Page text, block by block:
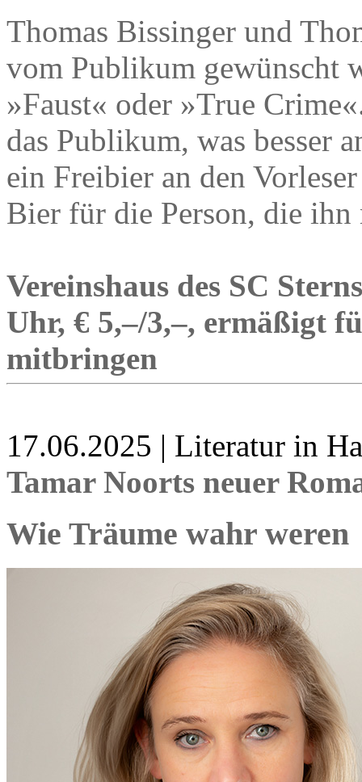
Thomas Bissinger und
vom Publikum gewünscht
»Faust« oder »True
das Publikum, was besser
ein Freibier an den
Bier für die Person, die ihn
Vereinshaus des SC
Uhr, € 5,–/3,–, ermäßigt
mitbringen
17.06.2025 | Literatur in
Tamar Noorts neuer
Wie Träume wahr weren